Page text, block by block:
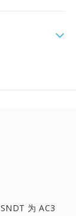
SNDT 为 AC3